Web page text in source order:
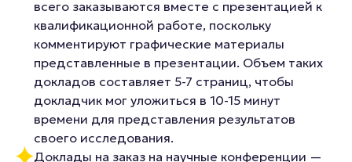
всего заказываются вместе с презентацией к
квалификационной работе, поскольку
комментируют графические материалы
представленные в презентации. Объем таких
докладов составляет 5-7 страниц, чтобы
докладчик мог уложиться в 10-15 минут
времени для представления результатов
своего исследования.
Доклады на заказ на научные конференции —